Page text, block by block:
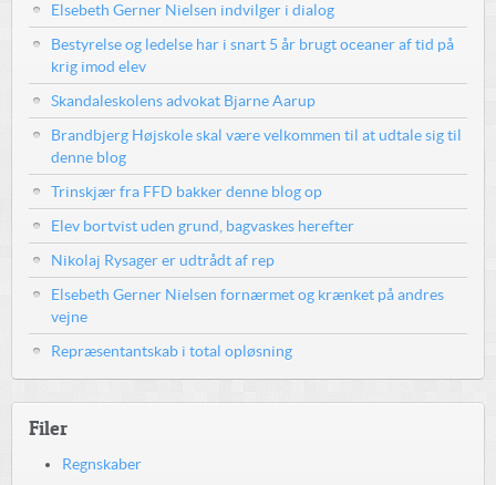
Elsebeth Gerner Nielsen indvilger i dialog
Bestyrelse og ledelse har i snart 5 år brugt oceaner af tid på
krig imod elev
Skandaleskolens advokat Bjarne Aarup
Brandbjerg Højskole skal være velkommen til at udtale sig til
denne blog
Trinskjær fra FFD bakker denne blog op
Elev bortvist uden grund, bagvaskes herefter
Nikolaj Rysager er udtrådt af rep
Elsebeth Gerner Nielsen fornærmet og krænket på andres
vejne
Repræsentantskab i total opløsning
Filer
Regnskaber